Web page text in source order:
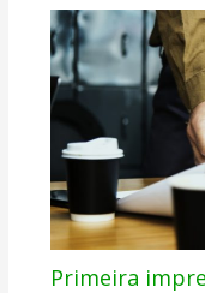
Primeira